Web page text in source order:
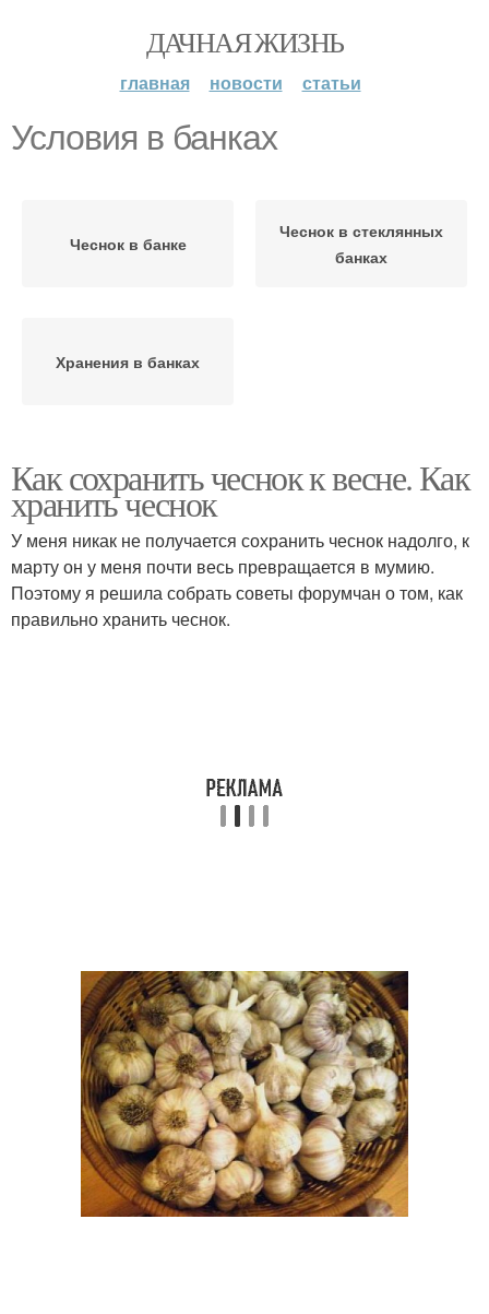
ДАЧНАЯ ЖИЗНЬ
главная новости статьи
Условия в банках
Чеснок в банке
Чеснок в стеклянных
банках
Хранения в банках
Как сохранить чеснок к весне. Как
хранить чеснок
У меня никак не получается сохранить чеснок надолго, к
марту он у меня почти весь превращается в мумию.
Поэтому я решила собрать советы форумчан о том, как
правильно хранить чеснок.